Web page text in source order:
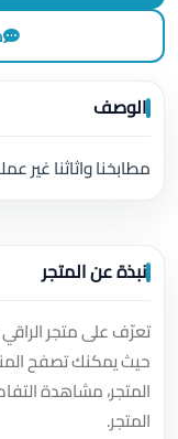
الوصف
مطابخنا واثاثنا غير
نبذة عن المتجر
تعرّف على متجر
حيث يمكنك تصفح
المتجر، مشاهدة
المتجر.